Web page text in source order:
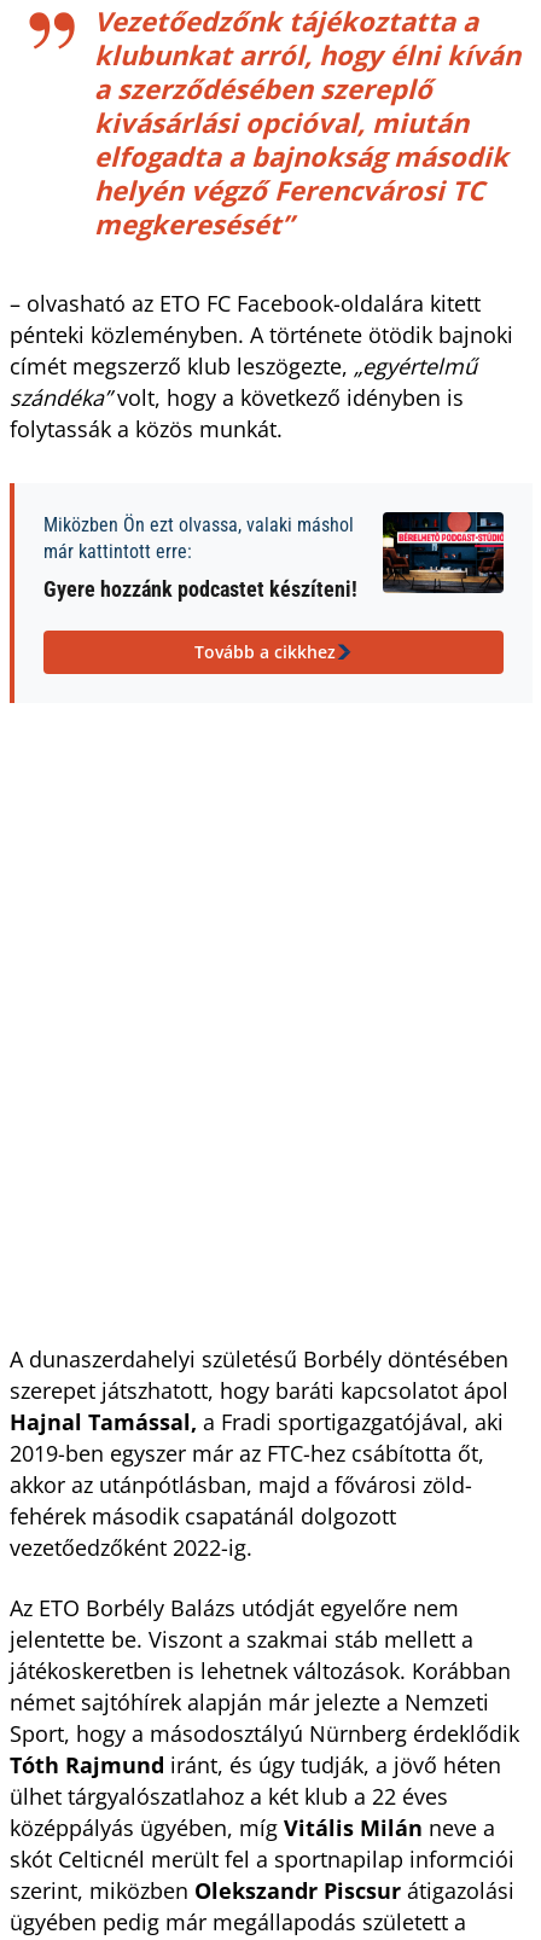
Vezetőedzőnk tájékoztatta a
klubunkat arról, hogy élni kíván
a szerződésében szereplő
kivásárlási opcióval, miután
elfogadta a bajnokság második
helyén végző Ferencvárosi TC
megkeresését”
– olvasható az ETO FC Facebook-oldalára kitett
pénteki közleményben. A története ötödik bajnoki
címét megszerző klub leszögezte, „egyértelmű
szándéka”volt, hogy a következő idényben is
folytassák a közös munkát.
Miközben Ön ezt olvassa, valaki máshol
már kattintott erre:
Gyere hozzánk podcastet készíteni!
Tovább a cikkhez
A dunaszerdahelyi születésű Borbély döntésében
szerepet játszhatott, hogy baráti kapcsolatot ápol
Hajnal Tamással, a Fradi sportigazgatójával, aki
2019-ben egyszer már az FTC-hez csábította őt,
akkor az utánpótlásban, majd a fővárosi zöld-
fehérek második csapatánál dolgozott
vezetőedzőként 2022-ig.
Az ETO Borbély Balázs utódját egyelőre nem
jelentette be. Viszont a szakmai stáb mellett a
játékoskeretben is lehetnek változások. Korábban
német sajtóhírek alapján már jelezte a Nemzeti
Sport, hogy a másodosztályú Nürnberg érdeklődik
Tóth Rajmund iránt, és úgy tudják, a jövő héten
ülhet tárgyalószatlahoz a két klub a 22 éves
középpályás ügyében, míg Vitális Milán neve a
skót Celticnél merült fel a sportnapilap informciói
szerint, miközben Olekszandr Piscsurátigazolási
ügyében pedig már megállapodás született a